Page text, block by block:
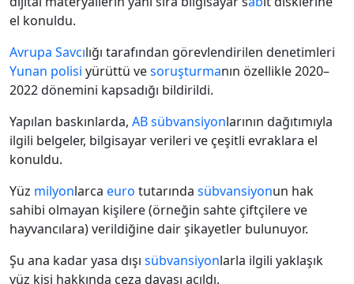
el konuldu.
Avrupa Savcılığı tarafından görevlendirilen denetimleri
Yunan polisi yürüttü vesoruşturmanın özellikle 2020–
2022 dönemini kapsadığı bildirildi.
Yapılan baskınlarda, ABsübvansiyonlarının dağıtımıyla
ilgili belgeler, bilgisayar verileri ve çeşitli evraklara el
konuldu.
Yüz milyonlarca euro tutarında sübvansiyonun hak
sahibi olmayan kişilere (örneğin sahte çiftçilere ve
hayvancılara) verildiğine dair şikayetler bulunuyor.
Şu ana kadar yasa dışı sübvansiyonlarla ilgili yaklaşık
yüz kişi hakkında ceza davası açıldı.